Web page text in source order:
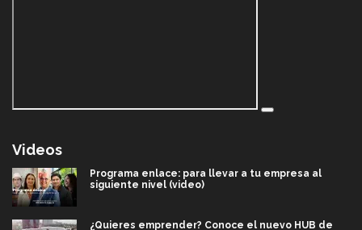
Videos
Programa enlace: para llevar a tu empresa al
siguiente nivel (video)
¿Quieres emprender? Conoce el nuevo HUB de